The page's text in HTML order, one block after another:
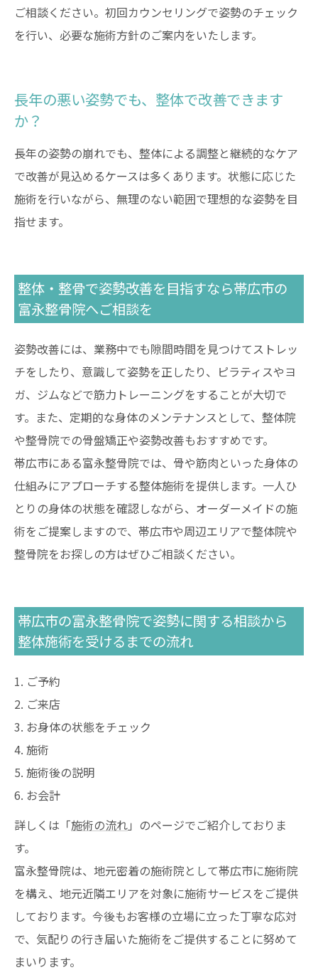
ご相談ください。初回カウンセリングで姿勢のチェック
を行い、必要な施術方針のご案内をいたします。
長年の悪い姿勢でも、整体で改善できます
か？
長年の姿勢の崩れでも、整体による調整と継続的なケア
で改善が見込めるケースは多くあります。状態に応じた
施術を行いながら、無理のない範囲で理想的な姿勢を目
指せます。
整体・整骨で姿勢改善を目指すなら帯広市の
富永整骨院へご相談を
姿勢改善には、業務中でも隙間時間を見つけてストレッ
チをしたり、意識して姿勢を正したり、ピラティスやヨ
ガ、ジムなどで筋力トレーニングをすることが大切で
す。また、定期的な身体のメンテナンスとして、整体院
や整骨院での骨盤矯正や姿勢改善もおすすめです。
帯広市にある富永整骨院では、骨や筋肉といった身体の
仕組みにアプローチする整体施術を提供します。一人ひ
とりの身体の状態を確認しながら、オーダーメイドの施
術をご提案しますので、帯広市や周辺エリアで整体院や
整骨院をお探しの方はぜひご相談ください。
帯広市の富永整骨院で姿勢に関する相談から
整体施術を受けるまでの流れ
1. ご予約
2. ご来店
3. お身体の状態をチェック
4. 施術
5. 施術後の説明
6. お会計
詳しくは「施術の流れ」のページでご紹介しておりま
す。
富永整骨院は、地元密着の施術院として帯広市に施術院
を構え、地元近隣エリアを対象に施術サービスをご提供
しております。今後もお客様の立場に立った丁寧な応対
で、気配りの行き届いた施術をご提供することに努めて
まいります。
090-6449-4911